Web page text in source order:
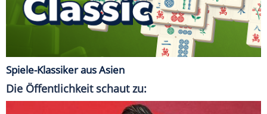
Spiele-Klassiker aus Asien
Die Öffentlichkeit schaut zu: